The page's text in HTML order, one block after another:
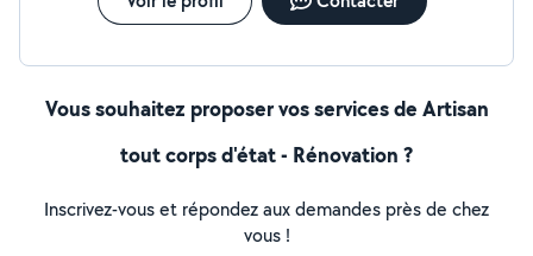
Vous souhaitez proposer vos services de Artisan
tout corps d'état - Rénovation ?
Inscrivez-vous et répondez aux demandes près de chez
vous !